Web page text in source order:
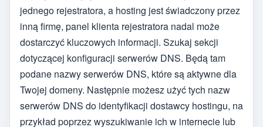
jednego rejestratora, a hosting jest świadczony przez
inną firmę, panel klienta rejestratora nadal może
dostarczyć kluczowych informacji. Szukaj sekcji
dotyczącej konfiguracji serwerów DNS. Będą tam
podane nazwy serwerów DNS, które są aktywne dla
Twojej domeny. Następnie możesz użyć tych nazw
serwerów DNS do identyfikacji dostawcy hostingu, na
przykład poprzez wyszukiwanie ich w internecie lub